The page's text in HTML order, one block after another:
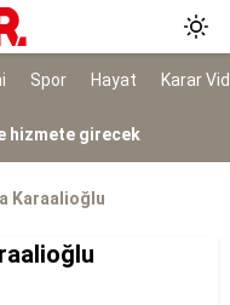
Spor Hayat Karar
döndüler
Beşikçioğlu'na tepki
hizmete girecek
TL ceza
İlksen Özalper
Karaalioğlu